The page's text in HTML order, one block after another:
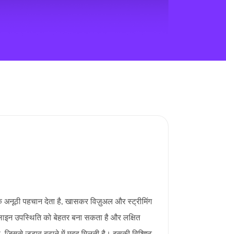
पहचान देता है, खासकर विज़ुअल और स्ट्रीमिंग
उपस्थिति को बेहतर बना सकता है और लक्षित